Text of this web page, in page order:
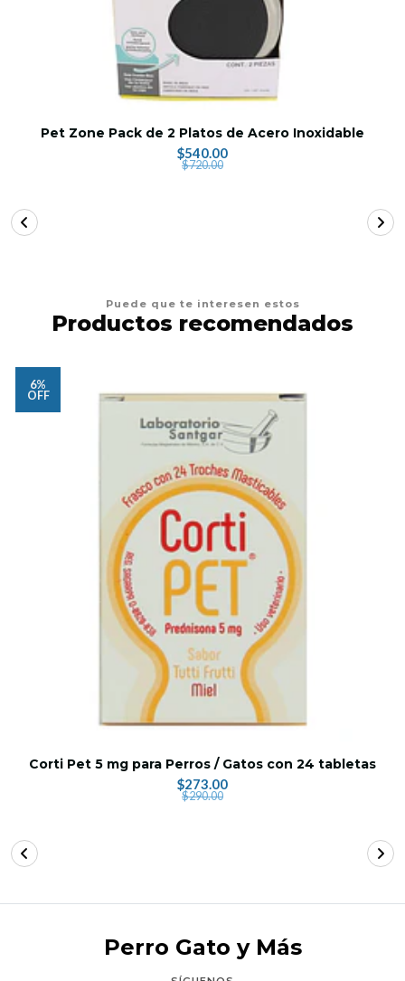
Pet Zone Pack de 2 Platos de Acero Inoxidable
$540.00
$720.00
Puede que te interesen estos
Productos recomendados
6%
OFF
Corti Pet 5 mg para Perros / Gatos con 24 tabletas
$273.00
$290.00
Perro Gato y Más